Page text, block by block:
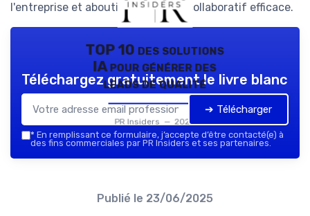
l'entreprise et aboutir à un travail collaboratif efficace.
TOP 10 des solutions
IA pour générer des
leads de qualité
PR Insiders — 2026
Téléchargez gratuitement le livre blanc
➔ Télécharger
* En remplissant ce formulaire, j’accepte d’être contacté(e) à
des fins commerciales par PR Insiders et ses partenaires.
Publié le 23/06/2025